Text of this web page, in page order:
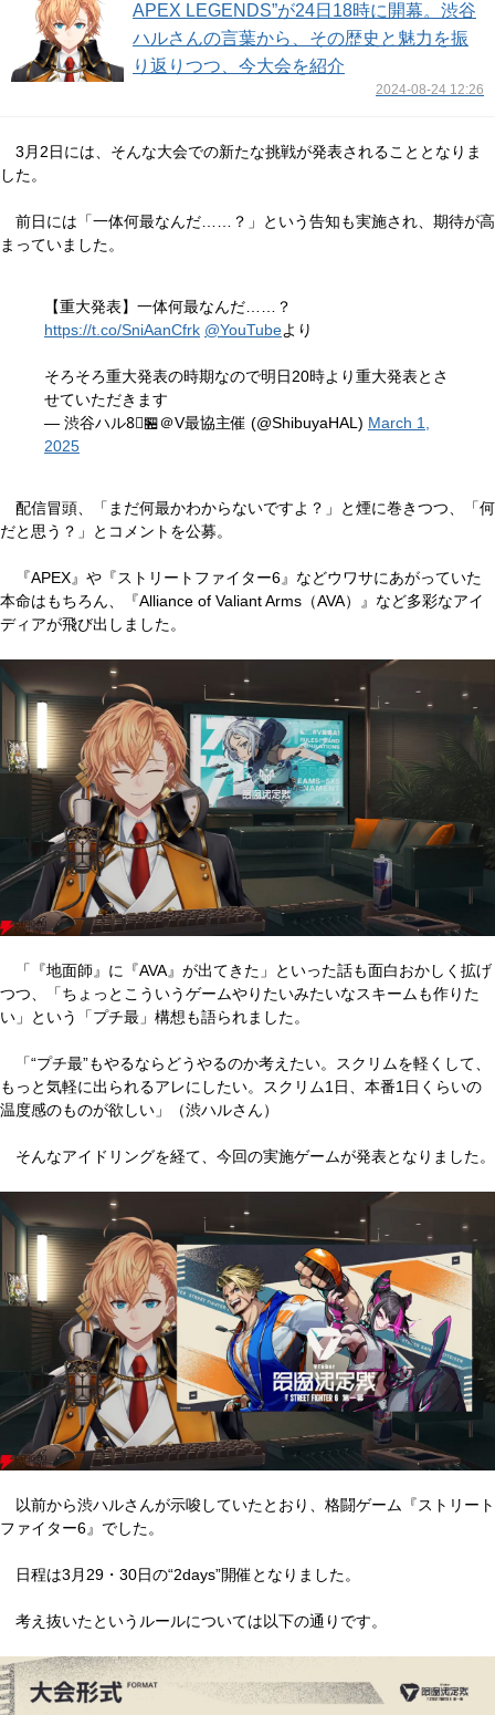
APEX LEGENDS”が24日18時に開幕。渋谷
ハルさんの言葉から、その歴史と魅力を振
り返りつつ、今大会を紹介
2024-08-24 12:26
3月2日には、そんな大会での新たな挑戦が発表されることとなりま
した。
前日には「一体何最なんだ……？」という告知も実施され、期待が高
まっていました。
【重大発表】一体何最なんだ……？
https://t.co/SniAanCfrk @YouTubeより
そろそろ重大発表の時期なので明日20時より重大発表とさ
せていただきます
— 渋谷ハル8⃣🏪＠V最協主催 (@ShibuyaHAL) March 1,
2025
配信冒頭、「まだ何最かわからないですよ？」と煙に巻きつつ、「何
だと思う？」とコメントを公募。
『APEX』や『ストリートファイター6』などウワサにあがっていた
本命はもちろん、『Alliance of Valiant Arms（AVA）』など多彩なアイ
ディアが飛び出しました。
「『地面師』に『AVA』が出てきた」といった話も面白おかしく拡げ
つつ、「ちょっとこういうゲームやりたいみたいなスキームも作りた
い」という「プチ最」構想も語られました。
「“プチ最”もやるならどうやるのか考えたい。スクリムを軽くして、
もっと気軽に出られるアレにしたい。スクリム1日、本番1日くらいの
温度感のものが欲しい」（渋ハルさん）
そんなアイドリングを経て、今回の実施ゲームが発表となりました。
以前から渋ハルさんが示唆していたとおり、格闘ゲーム『ストリート
ファイター6』でした。
日程は3月29・30日の“2days”開催となりました。
考え抜いたというルールについては以下の通りです。